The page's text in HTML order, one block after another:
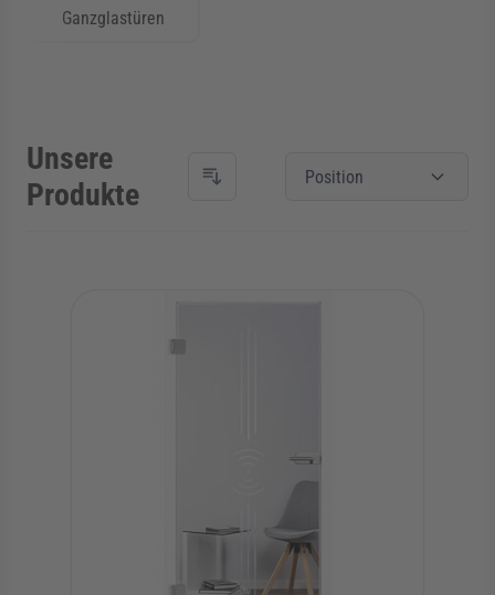
Ganzglastüren
Unsere
Produkte
Position